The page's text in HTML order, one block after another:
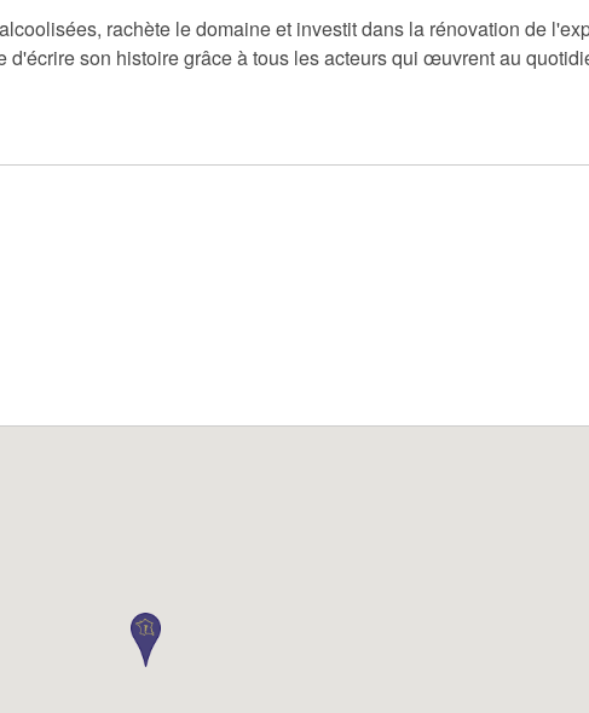
rachète le domaine et investit dans la rénovation de
son histoire grâce à tous les acteurs qui œuvrent au